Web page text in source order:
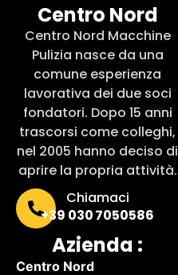
Centro Nord
Centro Nord Macchine
Pulizia nasce da una
comune esperienza
lavorativa dei due soci
fondatori. Dopo 15 anni
trascorsi come colleghi,
nel 2005 hanno deciso di
aprire la propria attività.
Chiamaci
+39 030 7050586
Azienda :
Centro Nord